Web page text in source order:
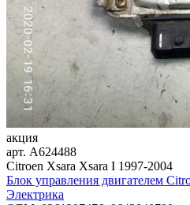
акция
арт. A624488
Citroen Xsara Xsara I 1997-2004
Блок управления двигателем
Электрика